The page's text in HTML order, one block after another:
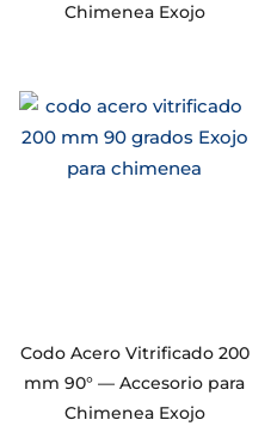
Chimenea Exojo
Codo Acero Vitrificado 200
mm 90° — Accesorio para
Chimenea Exojo